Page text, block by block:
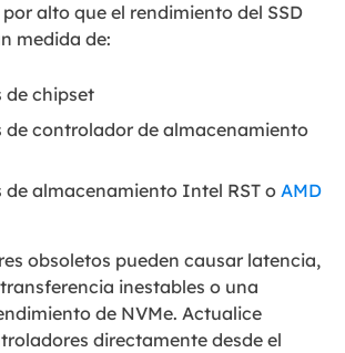
alto que el rendimiento del SSD
medida de:
de chipset
de controlador de almacenamiento
de almacenamiento Intel RST oAMD
obsoletos pueden causar latencia,
inestables o una
de NVMe. Actualice
directamente desde el